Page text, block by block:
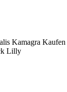
Kamagra Kaufen
Lilly